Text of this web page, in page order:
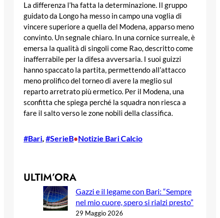
La differenza l’ha fatta la determinazione. Il gruppo
guidato da Longo ha messo in campo una voglia di
vincere superiore a quella del Modena, apparso meno
convinto. Un segnale chiaro. In una cornice surreale, è
emersa la qualità di singoli come Rao, descritto come
inafferrabile per la difesa avversaria. I suoi guizzi
hanno spaccato la partita, permettendo all’attacco
meno prolifico del torneo di avere la meglio sul
reparto arretrato più ermetico. Per il Modena, una
sconfitta che spiega perché la squadra non riesca a
fare il salto verso le zone nobili della classifica.
#Bari, #SerieB•Notizie Bari Calcio
ULTIM’ORA
Gazzi e il legame con Bari: “Sempre
nel mio cuore, spero si rialzi presto”
29 Maggio 2026